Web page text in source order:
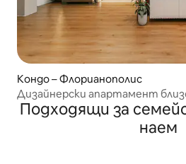
Кондо – Флорианополис
Дизайнерски апартамент
Подходящи за
наем